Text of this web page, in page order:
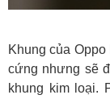
Khung của
cứng nhưng sẽ
khung kim loại.